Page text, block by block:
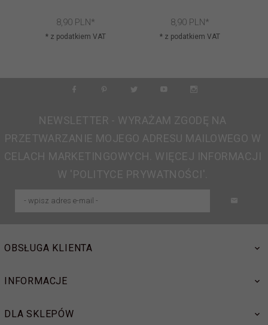
8,90 PLN*
* z podatkiem VAT
8,90 PLN*
* z podatkiem VAT
NEWSLETTER - WYRAŻAM ZGODĘ NA
PRZETWARZANIE MOJEGO ADRESU MAILOWEGO W
CELACH MARKETINGOWYCH. WIĘCEJ INFORMACJI
W 'POLITYCE PRYWATNOŚCI'.
OBSŁUGA KLIENTA
INFORMACJE
DLA SKLEPÓW